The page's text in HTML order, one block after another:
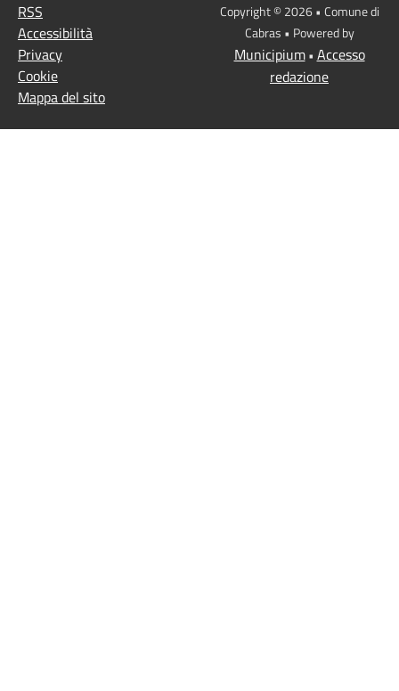
RSS
Accessibilità
Privacy
Cookie
Mappa del sito
Copyright © 2026 • Comune di
Cabras • Powered by
Municipium• Accesso
redazione